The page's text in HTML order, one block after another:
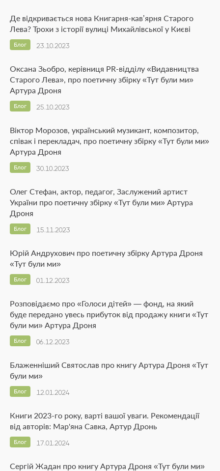
Де відкривається нова Книгарня-кав’ярня Старого
Лева? Трохи з історії вулиці Михайлівської у Києві
23.10.2023
Блог
Оксана Зьобро, керівниця PR-відділу «Видавництва
Старого Лева», про поетичну збірку «Тут були ми»
Артура Дроня
25.10.2023
Блог
Віктор Морозов, український музикант, композитор,
співак і перекладач, про поетичну збірку «Тут були ми»
Артура Дроня
30.10.2023
Блог
Олег Стефан, актор, педагог, Заслужений артист
України про поетичну збірку «Тут були ми» Артура
Дроня
15.11.2023
Блог
Юрій Андрухович про поетичну збірку Артура Дроня
«Тут були ми»
01.12.2023
Блог
Розповідаємо про «Голоси дітей» — фонд, на який
буде передано увесь прибуток від продажу книги «Тут
були ми» Артура Дроня
06.12.2023
Блог
Блаженніший Святослав про книгу Артура Дроня «Тут
були ми»
12.01.2024
Блог
Книги 2023-го року, варті вашої уваги. Рекомендації
від авторів: Мар'яна Савка, Артур Дронь
17.01.2024
Блог
Сергій Жадан про книгу Артура Дроня «Тут були ми»